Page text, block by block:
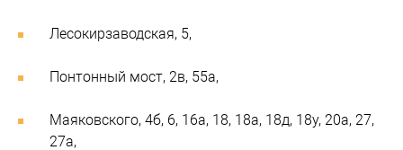
Лесокирзаводская, 5,
Понтонный мост, 2в, 55а,
Маяковского, 4б, 6, 16а, 18, 18а, 18д, 18у, 20а, 27,
27а,